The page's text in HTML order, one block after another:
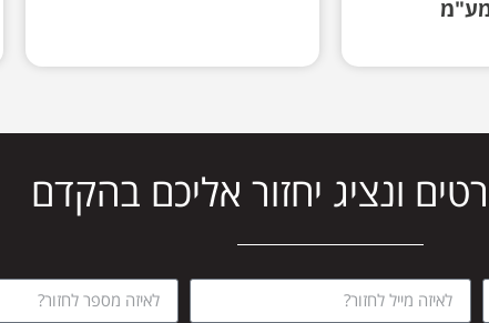
ונציג יחזור אליכם בהקדם